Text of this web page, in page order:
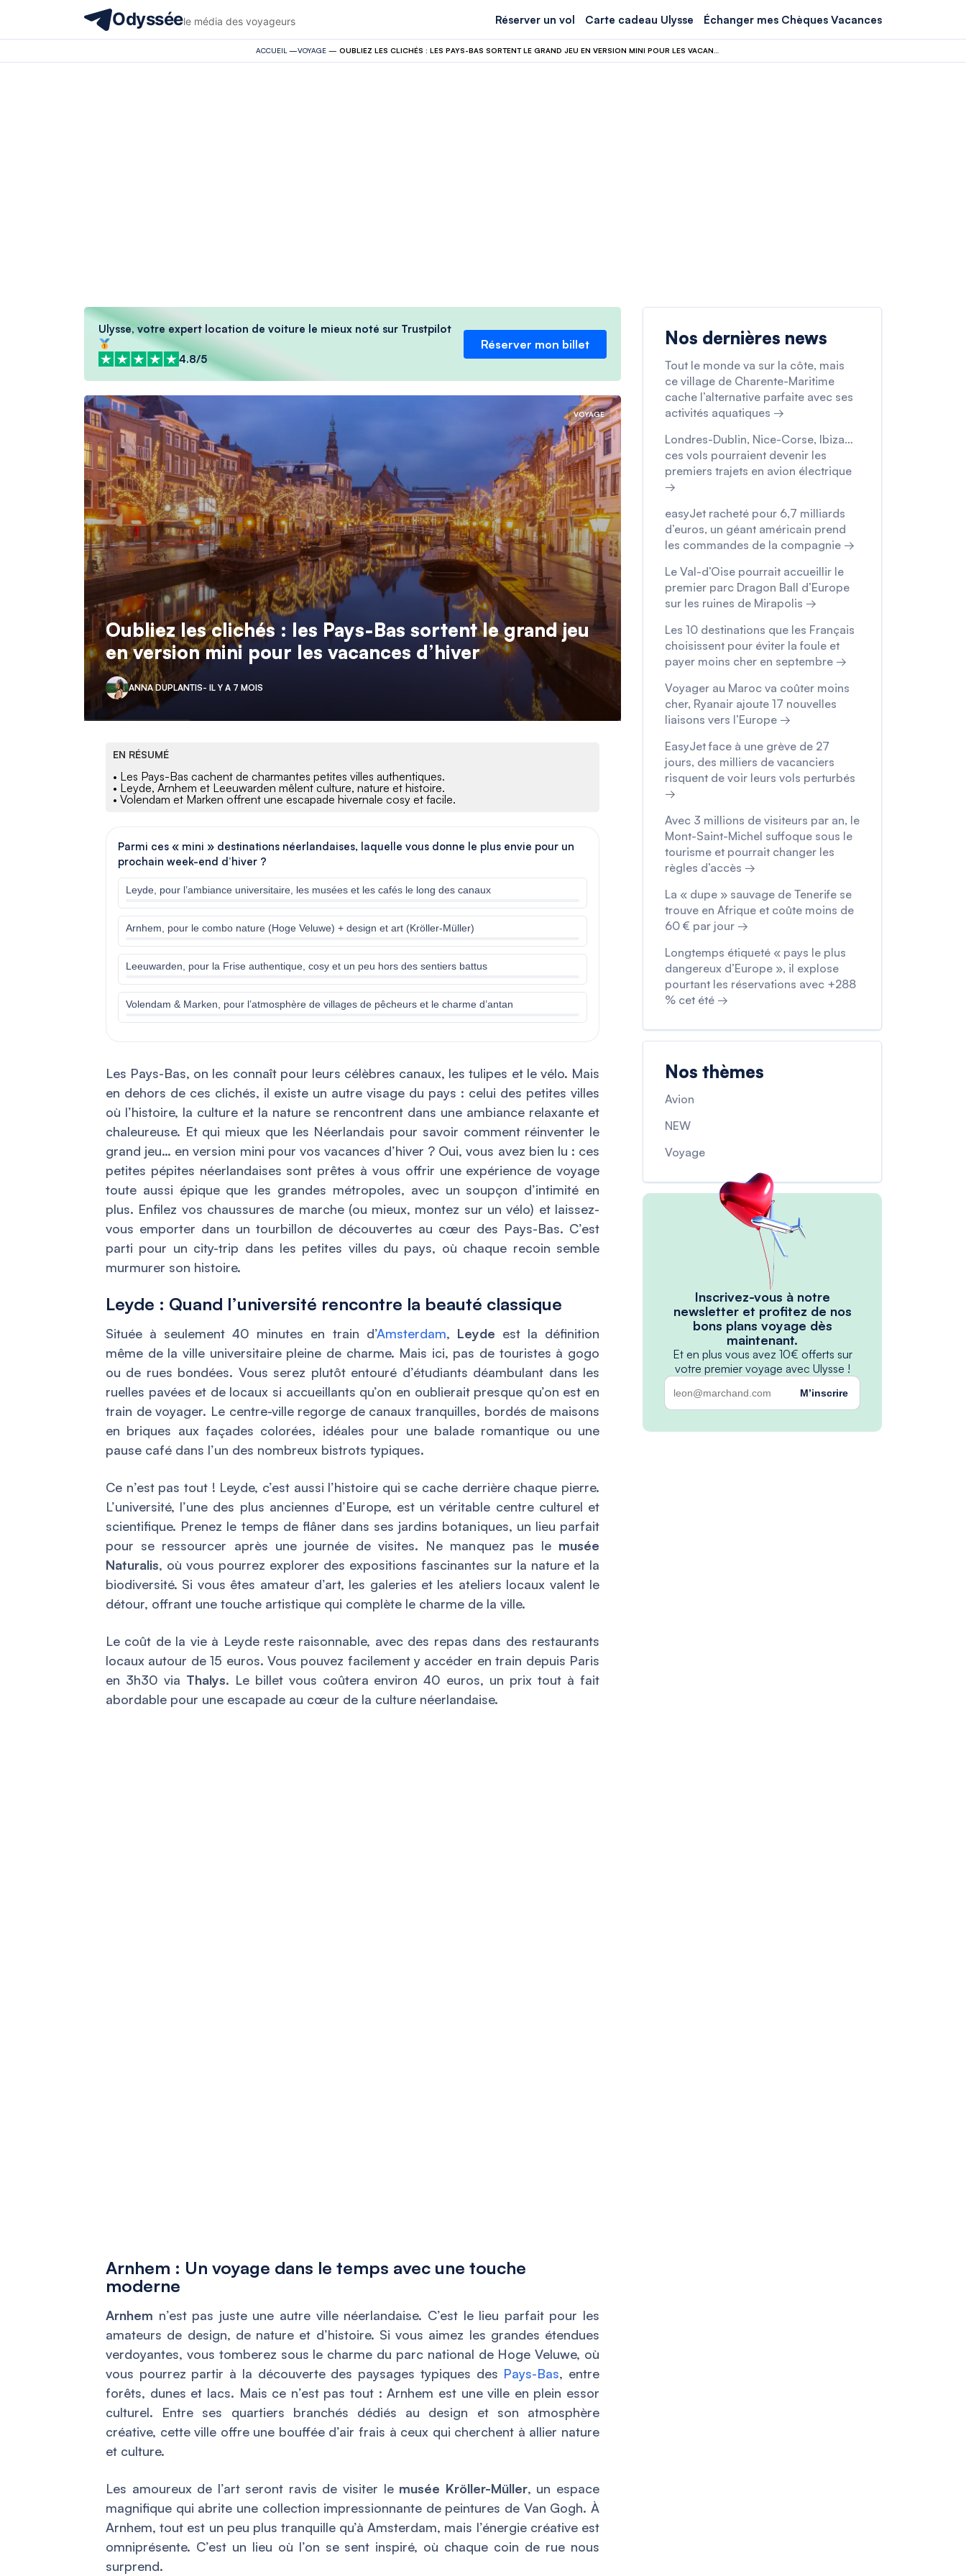
Odysséele média des voyageurs Réserver un vol Carte cadeau Ulysse Échanger mes Chèques Vacances
ACCUEIL —VOYAGE—
Ulysse, votre expert location de voiture le mieux noté sur Trustpilot
4.8/5
Réserver mon billet
VOYAGE
Oubliez les clichés : les Pays-Bas sortent le grand jeu
en version mini pour les vacances d’hiver
ANNA DUPLANTIS- IL Y A 7 MOIS
EN RÉSUMÉ
• Les Pays-Bas cachent de charmantes petites villes authentiques.
• Leyde, Arnhem et Leeuwarden mêlent culture, nature et histoire.
• Volendam et Marken offrent une escapade hivernale cosy et facile.
Parmi ces « mini » destinations néerlandaises, laquelle vous donne le plus envie pour un
prochain week-end d’hiver ?
Leyde, pour l’ambiance universitaire, les musées et les cafés le long des canaux
Arnhem, pour le combo nature (Hoge Veluwe) + design et art (Kröller-Müller)
Leeuwarden, pour la Frise authentique, cosy et un peu hors des sentiers battus
Volendam & Marken, pour l’atmosphère de villages de pêcheurs et le charme d’antan
Les Pays-Bas, on les connaît pour leurs célèbres canaux, les tulipes et le vélo. Mais
en dehors de ces clichés, il existe un autre visage du pays : celui des petites villes
où l’histoire, la culture et la nature se rencontrent dans une ambiance relaxante et
chaleureuse. Et qui mieux que les Néerlandais pour savoir comment réinventer le
grand jeu… en version mini pour vos vacances d’hiver ? Oui, vous avez bien lu : ces
petites pépites néerlandaises sont prêtes à vous offrir une expérience de voyage
toute aussi épique que les grandes métropoles, avec un soupçon d’intimité en
plus. Enfilez vos chaussures de marche (ou mieux, montez sur un vélo) et laissez-
vous emporter dans un tourbillon de découvertes au cœur des Pays-Bas. C’est
parti pour un city-trip dans les petites villes du pays, où chaque recoin semble
murmurer son histoire.
Leyde : Quand l’université rencontre la beauté classique
Située à seulement 40 minutes en train d’Amsterdam, Leyde est la définition
même de la ville universitaire pleine de charme. Mais ici, pas de touristes à gogo
ou de rues bondées. Vous serez plutôt entouré d’étudiants déambulant dans les
ruelles pavées et de locaux si accueillants qu’on en oublierait presque qu’on est en
train de voyager. Le centre-ville regorge de canaux tranquilles, bordés de maisons
en briques aux façades colorées, idéales pour une balade romantique ou une
pause café dans l’un des nombreux bistrots typiques.
Ce n’est pas tout ! Leyde, c’est aussi l’histoire qui se cache derrière chaque pierre.
L’université, l’une des plus anciennes d’Europe, est un véritable centre culturel et
scientifique. Prenez le temps de flâner dans ses jardins botaniques, un lieu parfait
pour se ressourcer après une journée de visites. Ne manquez pas le musée
Naturalis, où vous pourrez explorer des expositions fascinantes sur la nature et la
biodiversité. Si vous êtes amateur d’art, les galeries et les ateliers locaux valent le
détour, offrant une touche artistique qui complète le charme de la ville.
Le coût de la vie à Leyde reste raisonnable, avec des repas dans des restaurants
locaux autour de 15 euros. Vous pouvez facilement y accéder en train depuis Paris
en 3h30 via Thalys. Le billet vous coûtera environ 40 euros, un prix tout à fait
abordable pour une escapade au cœur de la culture néerlandaise.
Arnhem : Un voyage dans le temps avec une touche
moderne
Arnhem n’est pas juste une autre ville néerlandaise. C’est le lieu parfait pour les
amateurs de design, de nature et d’histoire. Si vous aimez les grandes étendues
verdoyantes, vous tomberez sous le charme du parc national de Hoge Veluwe, où
vous pourrez partir à la découverte des paysages typiques des Pays-Bas, entre
forêts, dunes et lacs. Mais ce n’est pas tout : Arnhem est une ville en plein essor
culturel. Entre ses quartiers branchés dédiés au design et son atmosphère
créative, cette ville offre une bouffée d’air frais à ceux qui cherchent à allier nature
et culture.
Les amoureux de l’art seront ravis de visiter le musée Kröller-Müller, un espace
magnifique qui abrite une collection impressionnante de peintures de Van Gogh. À
Arnhem, tout est un peu plus tranquille qu’à Amsterdam, mais l’énergie créative est
omniprésente. C’est un lieu où l’on se sent inspiré, où chaque coin de rue nous
surprend.
Nos dernières news
Tout le monde va sur la côte, mais
ce village de Charente-Maritime
cache l’alternative parfaite avec ses
activités aquatiques →
Londres-Dublin, Nice-Corse, Ibiza…
ces vols pourraient devenir les
premiers trajets en avion électrique
→
easyJet racheté pour 6,7 milliards
d’euros, un géant américain prend
les commandes de la compagnie →
Le Val-d’Oise pourrait accueillir le
premier parc Dragon Ball d’Europe
sur les ruines de Mirapolis →
Les 10 destinations que les Français
choisissent pour éviter la foule et
payer moins cher en septembre →
Voyager au Maroc va coûter moins
cher, Ryanair ajoute 17 nouvelles
liaisons vers l’Europe →
EasyJet face à une grève de 27
jours, des milliers de vacanciers
risquent de voir leurs vols perturbés
→
Avec 3 millions de visiteurs par an, le
Mont-Saint-Michel suffoque sous le
tourisme et pourrait changer les
règles d’accès →
La « dupe » sauvage de Tenerife se
trouve en Afrique et coûte moins de
60 € par jour →
Longtemps étiqueté « pays le plus
dangereux d’Europe », il explose
pourtant les réservations avec +288
% cet été →
Nos thèmes
Avion
NEW
Voyage
Inscrivez-vous à notre
newsletter et profitez de nos
bons plans voyage dès
maintenant.
Et en plus vous avez 10€ offerts sur
votre premier voyage avec Ulysse !
M’inscrire